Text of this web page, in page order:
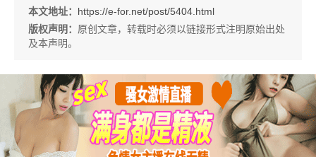
本文地址： https://e-for.net/post/5404.html
版权声明： 原创文章，转载时必须以链接形式注明原始出处
及本声明。